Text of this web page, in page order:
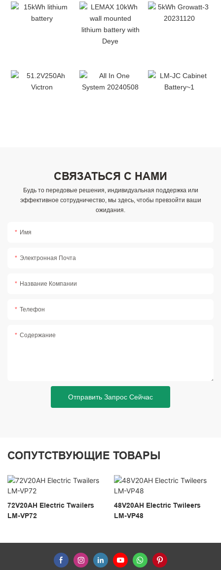
СВЯЗАТЬСЯ С НАМИ
Будь то передовые решения, индивидуальная поддержка или
эффективное сотрудничество, мы здесь, чтобы превзойти ваши
ожидания.
Имя
Электронная Почта
Название Компании
Телефон
Содержание
Отправить Запрос Сейчас
СОПУТСТВУЮЩИЕ ТОВАРЫ
72V20AH Electric Twailers
LM-VP72
48V20AH Electric Twileers
LM-VP48